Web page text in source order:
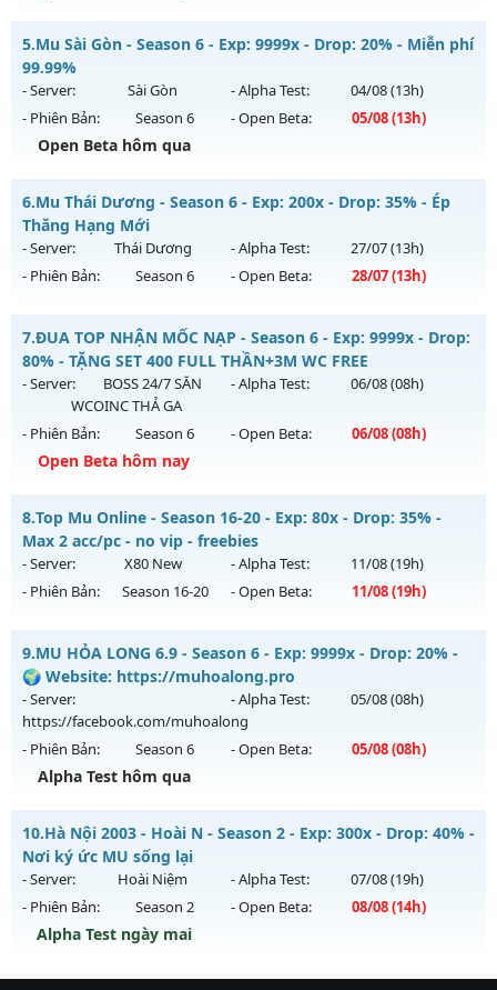
Thể loại: Mu Nguyên bản Webzen
Antihack: XShield
Drop Cao Boss Nhiều - Cày Cuốc Thả Ga Drop Cao
Mu mới ra tháng 08 2026 - Mở máy chủ
13h ngày 06/08/2626
Exp: 1000x - Drop: 20%
Kiểu reset: Reset In Game
Antihack: GameGuard
5.Mu Sài Gòn - Season 6 - Exp: 9999x - Drop: 20% - Miễn phí
99.99%
- Server: Sài Gòn - Alpha Test: 04/08(13h)
- Phiên Bản:
Season 6 - Open Beta: 05/08(13h)
Open Beta hôm qua
Mu Sài Gòn - Miễn phí 99.99%
Mu mới ra tháng 08 2026 - Mở máy chủ
ngày 05/08/2626
Exp: 9999x - Drop: 20%
Thể loại: Mu Custom thêm đồ mới
Antihack: 8x
6.Mu Thái Dương - Season 6 - Exp: 200x - Drop: 35% - Ép
Thăng Hạng Mới
- Server: Thái Dương - Alpha Test: 27/07(13h)
- Phiên Bản:
Season 6 - Open Beta: 28/07(13h)
Mu Thái Dương - Ép Thăng Hạng Mới
Mu mới ra tháng 07 2026 - Mở máy chủThái Dương
13h ngày 28/07/2626
Exp: 200x - Drop: 35%
Kiểu reset: Reset In Game
Antihack: CheatGuard
7.ĐUA TOP NHẬN MỐC NẠP - Season 6 - Exp: 9999x - Drop:
80% - TẶNG SET 400 FULL THẦN+3M WC FREE
- Server:
BOSS 24/7 SĂN
WCOINC THẢ GA
- Alpha Test: 06/08(08h)
- Phiên Bản: Season 6 - Open Beta: 06/08(08h)
Open Beta hôm nay
ĐUA TOP NHẬN MỐC NẠP - TẶNG SET 400 FULL THẦN+3M
WC FREE
Mu mới ra tháng 08 2026 - Mở máy chủ
BOSS 24/7 SĂN
WCOINC THẢ GAvào 08h ngày 06/08/2626
Kiểu reset: Reset In Game
Thể loại: Mu Nguyên bản Webzen
Antihack: KHÔNG THỂ HACK
8.Top Mu Online - Season 16-20 - Exp: 80x - Drop: 35% -
Max 2 acc/pc - no vip - freebies
- Server: X80 New - Alpha Test: 11/08(19h)
- Phiên Bản:
Season 16-20 - Open Beta: 11/08(19h)
Top Mu Online - Max 2 acc/pc - no vip - freebies
Mu mới ra tháng 08 2026 - Mở máy chủ
ngày 11/08/2626
Exp: 80x - Drop: 35%
Kiểu reset: Reset In Game
Antihack: AntiShield
9.MU HỎA LONG 6.9 - Season 6 - Exp: 9999x - Drop: 20% -
🌍 Website: https://muhoalong.pro
- Server:
https://facebook.com/muhoalong
- Alpha Test: 05/08(08h)
- Phiên Bản: Season 6 - Open Beta: 05/08(08h)
Alpha Test hôm qua
MU HỎA LONG 6.9 - 🌍 Website: https://muhoalong.pro
Mu mới ra tháng 08 2026 - Mở máy chủ
https://facebook.com/muhoalongvào 08h ngày
05/08/2626
Exp: 9999x - Drop: 20%
10.Hà Nội 2003 - Hoài N - Season 2 - Exp: 300x - Drop: 40% -
Nơi ký ức MU sống lại
- Server: Hoài Niệm - Alpha Test: 07/08(19h)
- Phiên Bản:
Season 2 - Open Beta: 08/08(14h)
Alpha Test ngày mai
Hà Nội 2003 - Hoài N - Nơi ký ức MU sống lại